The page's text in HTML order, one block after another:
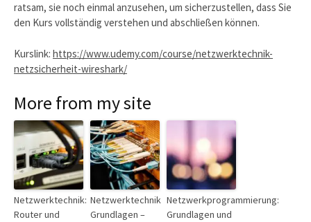
ratsam, sie noch einmal anzusehen, um sicherzustellen, dass Sie
den Kurs vollständig verstehen und abschließen können.
Kurslink: https://www.udemy.com/course/netzwerktechnik-
netzsicherheit-wireshark/
More from my site
Netzwerktechnik:
Router und
Netzwerktechnik
Grundlagen –
Netzwerkprogrammierung:
Grundlagen und